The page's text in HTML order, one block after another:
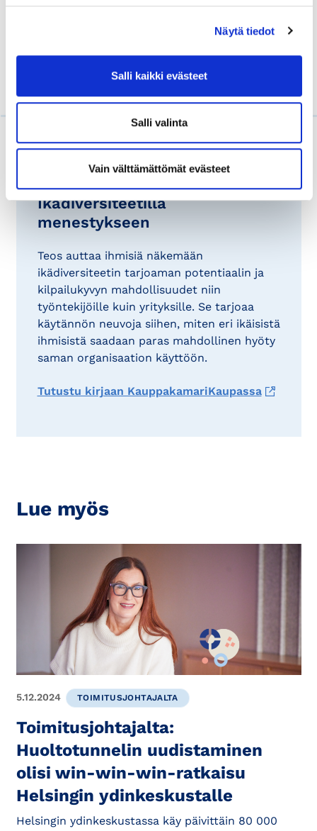
Näytä tiedot
Salli kaikki evästeet
Salli valinta
Vain välttämättömät evästeet
S
Ikädiversiteetillä
menestykseen
Teos auttaa ihmisiä näkemään
ikädiversiteetin tarjoaman potentiaalin ja
kilpailukyvyn mahdollisuudet niin
työntekijöille kuin yrityksille. Se tarjoaa
käytännön neuvoja siihen, miten eri ikäisistä
ihmisistä saadaan paras mahdollinen hyöty
saman organisaation käyttöön.
Tutustu kirjaan KauppakamariKaupassa
Lue myös
5.12.2024 TOIMITUSJOHTAJALTA
Toimitusjohtajalta:
Huoltotunnelin uudistaminen
olisi win-win-win-ratkaisu
Helsingin ydinkeskustalle
Helsingin ydinkeskustassa käy päivittäin 80 000